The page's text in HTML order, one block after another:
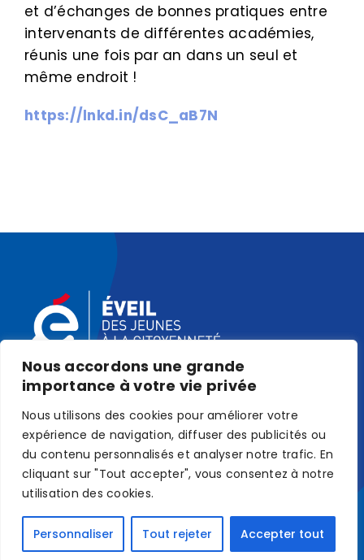
Nous accordons une grande
importance à votre vie privée
Nous utilisons des cookies pour améliorer votre
expérience de navigation, diffuser des publicités ou
du contenu personnalisés et analyser notre trafic. En
cliquant sur "Tout accepter", vous consentez à notre
utilisation des cookies.
Personnaliser Tout rejeter Accepter tout
et d’échanges de bonnes pratiques entre
intervenants de différentes académies,
réunis une fois par an dans un seul et
même endroit !
https://lnkd.in/dsC_aB7N
© Association ÉVEIL •MENTIONS LÉGALES